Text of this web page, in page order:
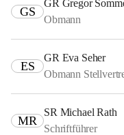
GS
GR Gregor
Obmann
ES
GR Eva Seher
Obmann
MR
SR Michael Rath
Schriftführer